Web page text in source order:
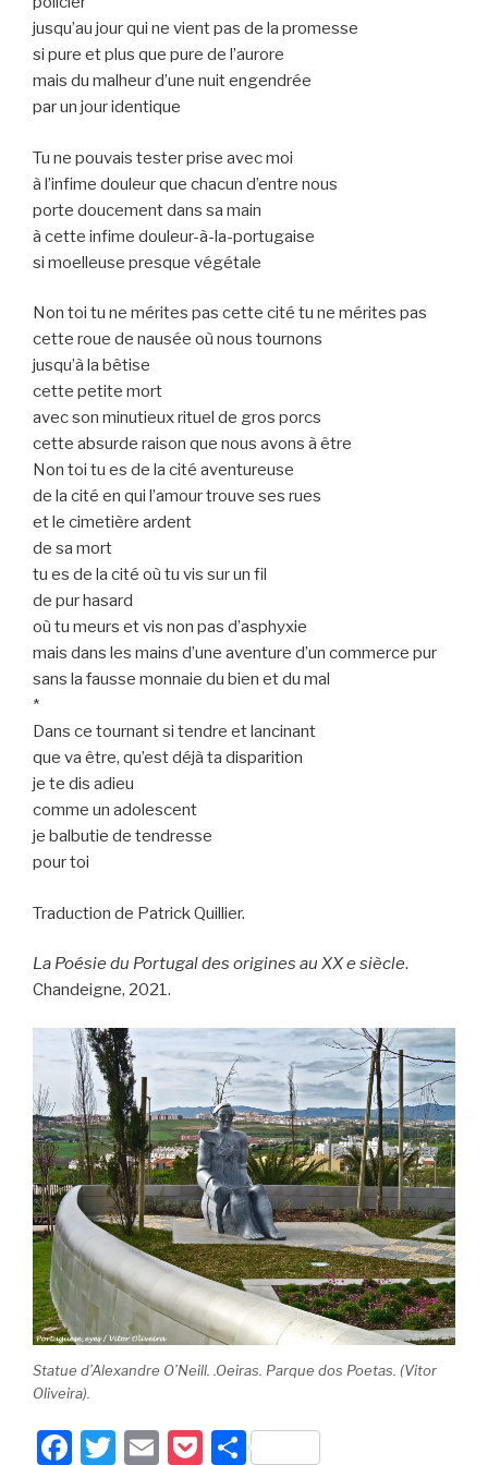
jusqu’au jour qui ne vient pas de la promesse
si pure et plus que pure de l’aurore
mais du malheur d’une nuit engendrée
par un jour identique
Tu ne pouvais tester prise avec moi
à l’infime douleur que chacun d’entre nous
porte doucement dans sa main
à cette infime douleur-à-la-portugaise
si moelleuse presque végétale
Non toi tu ne mérites pas cette cité tu ne mérites pas
cette roue de nausée où nous tournons
jusqu’à la bêtise
cette petite mort
avec son minutieux rituel de gros porcs
cette absurde raison que nous avons à être
Non toi tu es de la cité aventureuse
de la cité en qui l’amour trouve ses rues
et le cimetière ardent
de sa mort
tu es de la cité où tu vis sur un fil
de pur hasard
où tu meurs et vis non pas d’asphyxie
mais dans les mains d’une aventure d’un commerce pur
sans la fausse monnaie du bien et du mal
*
Dans ce tournant si tendre et lancinant
que va être, qu’est déjà ta disparition
je te dis adieu
comme un adolescent
je balbutie de tendresse
pour toi
Traduction de Patrick Quillier.
La Poésie du Portugal des origines au XX e siècle.
Chandeigne, 2021.
Statue d’Alexandre O’Neill. .Oeiras. Parque dos Poetas. (Vitor
Oliveira).
F
T
E
P P